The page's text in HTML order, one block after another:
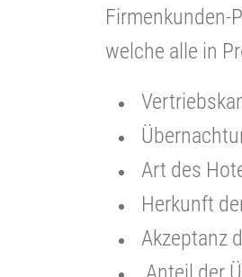
Firmenkunden-
welche alle in
Art des
Herkunft
Akzeptanz